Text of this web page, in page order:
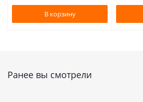
В корзину
Ранее вы смотрели